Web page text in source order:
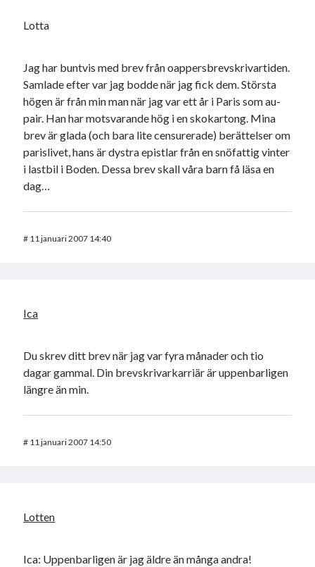
Lotta
Jag har buntvis med brev från oappersbrevskrivartiden.
Samlade efter var jag bodde när jag fick dem. Största
högen är från min man när jag var ett år i Paris som au-
pair. Han har motsvarande hög i en skokartong. Mina
brev är glada (och bara lite censurerade) berättelser om
parislivet, hans är dystra epistlar från en snöfattig vinter
i lastbil i Boden. Dessa brev skall våra barn få läsa en
dag…
# 11 januari 2007 14:40
Ica
Du skrev ditt brev när jag var fyra månader och tio
dagar gammal. Din brevskrivarkarriär är uppenbarligen
längre än min.
# 11 januari 2007 14:50
Lotten
Ica: Uppenbarligen är jag äldre än många andra!